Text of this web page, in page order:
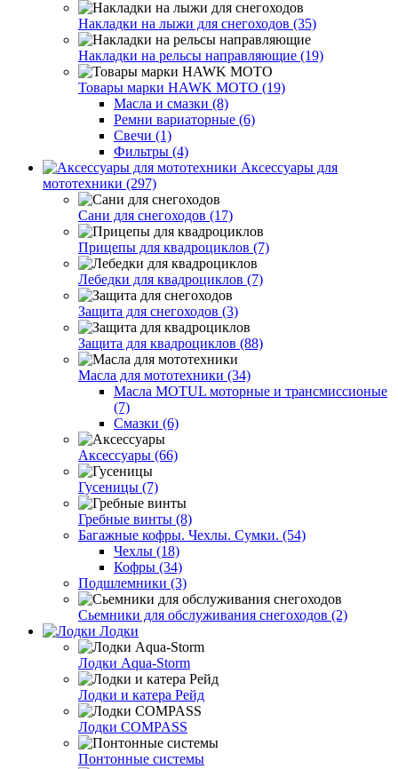
Накладки на лыжи для снегоходов (35)
Накладки на рельсы направляющие (19)
Товары марки HAWK MOTO (19)
Масла и смазки (8)
Ремни вариаторные (6)
Свечи (1)
Фильтры (4)
Аксессуары для
мототехники (297)
Сани для снегоходов (17)
Прицепы для квадроциклов (7)
Лебедки для квадроциклов (7)
Защита для снегоходов (3)
Защита для квадроциклов (88)
Масла для мототехники (34)
Масла MOTUL моторные и трансмиссионые
(7)
Смазки (6)
Аксессуары (66)
Гусеницы (7)
Гребные винты (8)
Багажные кофры. Чехлы. Сумки. (54)
Чехлы (18)
Кофры (34)
Подшлемники (3)
Сьемники для обслуживания снегоходов (2)
Лодки
Лодки Aqua-Storm
Лодки и катера Рейд
Лодки COMPASS
Понтонные системы